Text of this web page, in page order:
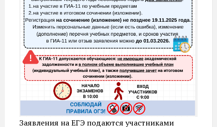
Заявления на ЕГЭ подаются участниками